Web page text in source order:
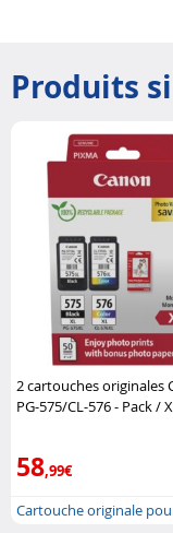
Produits
2 cartouches originales
PG-575/CL-576 - Pack /
58,99€
Cartouche originale